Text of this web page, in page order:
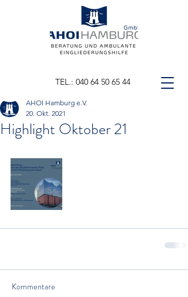
TEL.: 040 64 50 65 44
Highlight Oktober 21
AHOI Hamburg e.V.
20. Okt. 2021
Kommentare